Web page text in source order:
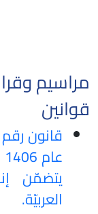
مراسيم
قوانين
يتضمّن
العربيّة.